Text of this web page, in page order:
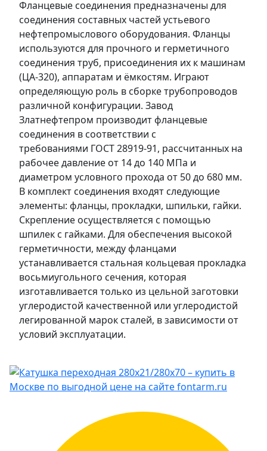
Фланцевые соединения предназначены для
соединения составных частей устьевого
нефтепромыслового оборудования. Флaнцы
используются для прочного и герметичного
соединения труб, присоединения их к машинам
(ЦА-320), аппаратам и ёмкостям. Играют
определяющую роль в сборке трубопроводов
различной конфигурации. Завод
Златнефтепром производит фланцевые
соединения в соответствии с
требованиями ГОСТ 28919-91, рассчитанных на
рабочее давление от 14 до 140 МПа и
диаметром условного прохода от 50 до 680 мм.
В комплект соединения входят следующие
элементы: фланцы, прокладки, шпильки, гайки.
Скрепление осуществляется с помощью
шпилек с гайками. Для обеспечения высокой
герметичности, между фланцами
устанавливается стальная кольцевая прокладка
восьмиугольного сечения, которая
изготавливается только из цельной заготовки
углеродистой качественной или углеродистой
легированной марок сталей, в зависимости от
условий эксплуатации.